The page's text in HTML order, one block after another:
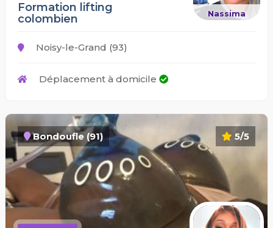
Nassima
Formation lifting
colombien
Noisy-le-Grand (93)
Déplacement à domicile
5/5
Bondoufle (91)